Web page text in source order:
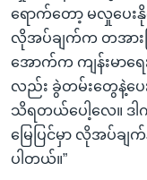
ရောက်တော့ မလှုပေး
လိုအပ်ချက်က တအားမြ
အောက်က ကျန်းမာရ
လည်း ခွဲတမ်းတွေနဲ့ပ
သိရတယ်ပေါ့လေ။ ဒ
မြေပြင်မှာ လိုအပ်ခ
ပါတယ်။”